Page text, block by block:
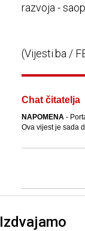
razvoja -
(Vijesti.ba /
Chat čitatelja
NAPOMENA -
Ova vijest je sada
Izdvajamo